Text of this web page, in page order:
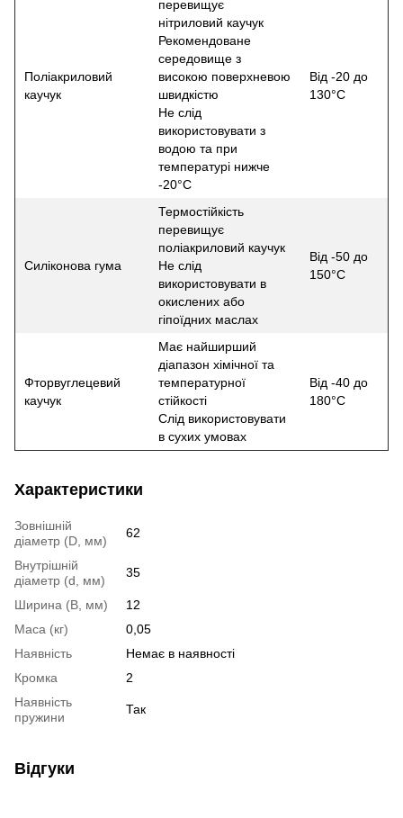
Поліакриловий
каучук
перевищує
нітриловий каучук
Рекомендоване
середовище з
високою поверхневою
швидкістю
Не слід
використовувати з
водою та при
температурі нижче
-20°С
Від -20 до
130°С
Силіконова гума
Термостійкість
перевищує
поліакриловий каучук
Не слід
використовувати в
окислених або
гіпоїдних маслах
Від -50 до
150°С
Фторвуглецевий
каучук
Має найширший
діапазон хімічної та
температурної
стійкості
Слід використовувати
в сухих умовах
Від -40 до
180°С
Характеристики
Зовнішній
діаметр (D, мм)
62
Внутрішній
діаметр (d, мм)
35
Ширина (B, мм)
12
Маса (кг)
0,05
Наявність
Немає в наявності
Кромка
2
Наявність
пружини
Так
Відгуки